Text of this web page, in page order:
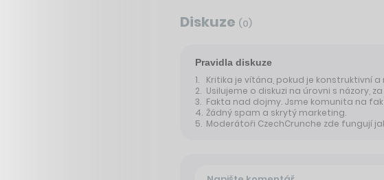
Diskuze (0)
Pravidla diskuze
Kritika je vítána, pokud je konstruktivní
Usilujeme o diskuzi na úrovni s názory,
Fakta nad dojmy. Jsme komunita na
Žádný spam a skrytý marketing.
Moderátoři CzechCrunche zde fungují